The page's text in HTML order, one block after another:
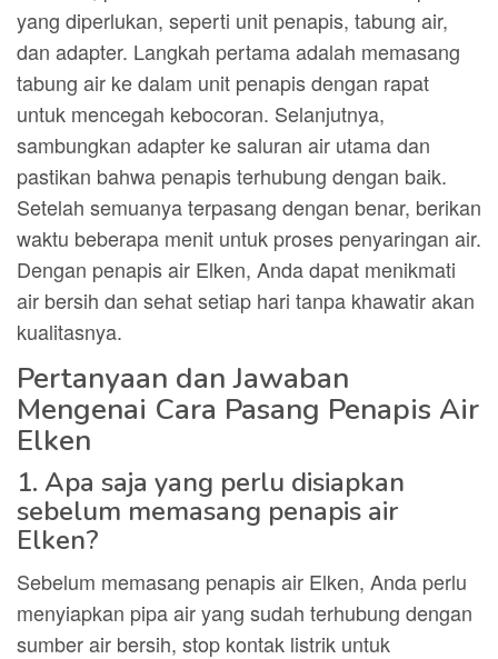
yang diperlukan, seperti unit penapis, tabung air,
dan adapter. Langkah pertama adalah memasang
tabung air ke dalam unit penapis dengan rapat
untuk mencegah kebocoran. Selanjutnya,
sambungkan adapter ke saluran air utama dan
pastikan bahwa penapis terhubung dengan baik.
Setelah semuanya terpasang dengan benar, berikan
waktu beberapa menit untuk proses penyaringan air.
Dengan penapis air Elken, Anda dapat menikmati
air bersih dan sehat setiap hari tanpa khawatir akan
kualitasnya.
Pertanyaan dan Jawaban
Mengenai Cara Pasang Penapis Air
Elken
1. Apa saja yang perlu disiapkan
sebelum memasang penapis air
Elken?
Sebelum memasang penapis air Elken, Anda perlu
menyiapkan pipa air yang sudah terhubung dengan
sumber air bersih, stop kontak listrik untuk